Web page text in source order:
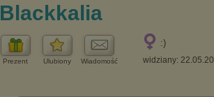
Blackkalia
Prezent Ulubiony Wiadomość
:)
widziany: